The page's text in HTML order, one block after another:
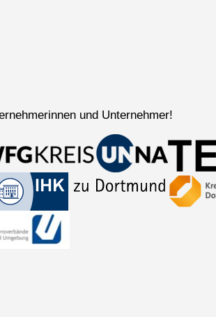
und Unternehmer!